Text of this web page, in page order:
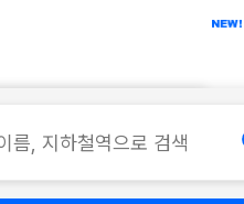
사무실